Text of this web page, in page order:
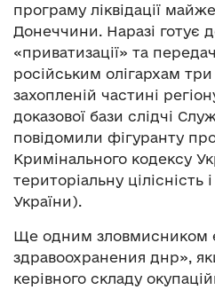
програму ліквідації
Донеччини. Наразі готує
«приватизації» та
російським олігархам
захопленій частині
доказової бази слідчі
повідомили фігуранту
Кримінального кодексу
територіальну цілісність
України).
Ще одним зловмисником
здравоохранения днр»,
керівного складу